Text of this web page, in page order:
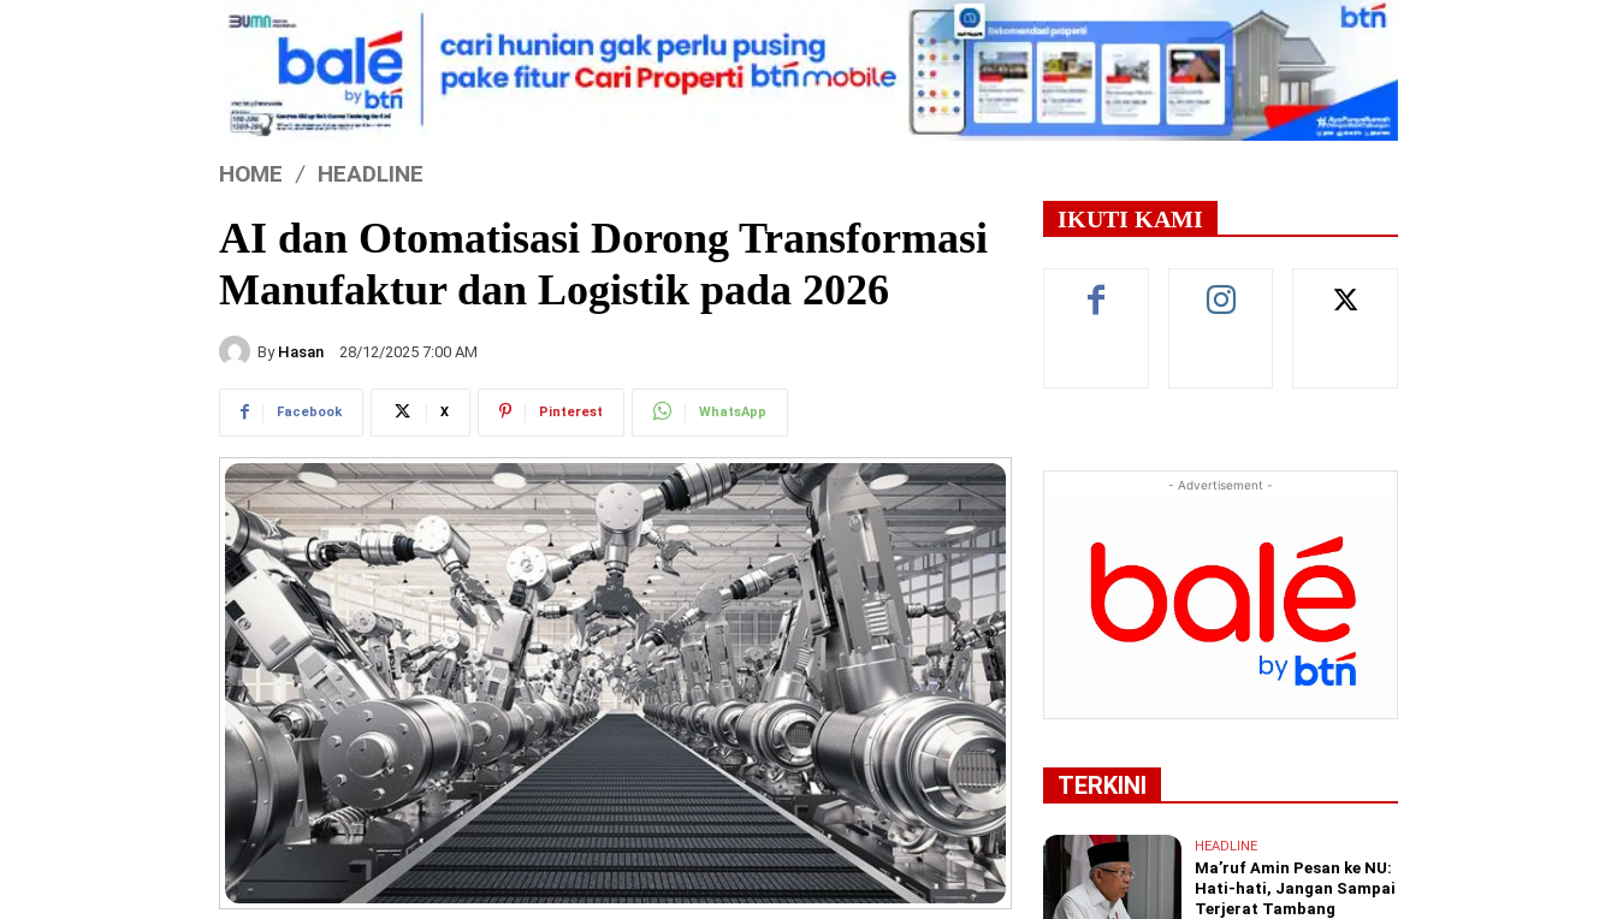
HOME HEADLINE
AI dan Otomatisasi Dorong Transformasi
Manufaktur dan Logistik pada 2026
By Hasan 28/12/2025 7:00 AM
Facebook X Pinterest WhatsApp
IKUTI KAMI
- Advertisement -
TERKINI
HEADLINE
Ma’ruf Amin Pesan ke NU:
Hati-hati, Jangan Sampai
Terjerat Tambang